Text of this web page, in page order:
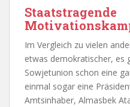
Staatstragende
Im Vergleich zu vielen
etwas demokratischer, es
Sowjetunion schon eine
einmal sogar eine
Amtsinhaber, Almasbek